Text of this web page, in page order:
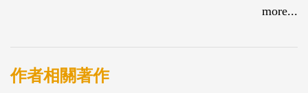
甲仙鄉、六龜鄉、三民鄉、桃園鄉、茂林鄉等20個鄉
數據、鄉鎮等地名圖說、演變狀況等詳述。為研究高
雄縣地名及推廣鄉土教育之重要參考書籍。
more...
作者相關著作